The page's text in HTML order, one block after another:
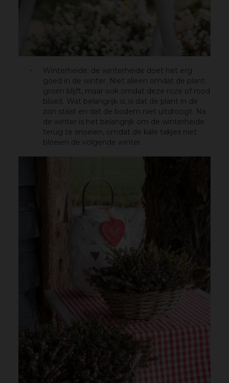
Winterheide: de winterheide doet het erg
goed in de winter. Niet alleen omdat de plant
groen blijft, maar ook omdat deze roze of rood
bloeit. Wat belangrijk is, is dat de plant in de
zon staat en dat de bodem niet uitdroogt. Na
de winter is het belangrijk om de winterheide
terug te snoeien, omdat de kale takjes niet
bloeien de volgende winter.